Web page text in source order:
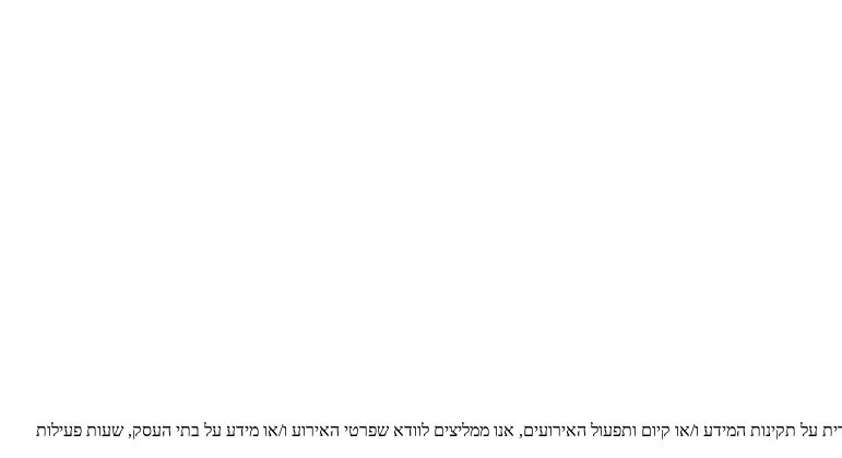
על תקינות המידע ו/או קיום ותפעול האירועים, אנו ממליצים לוודא שפרטי האירוע ו/או מידע על בתי העסק, שעות פעילות